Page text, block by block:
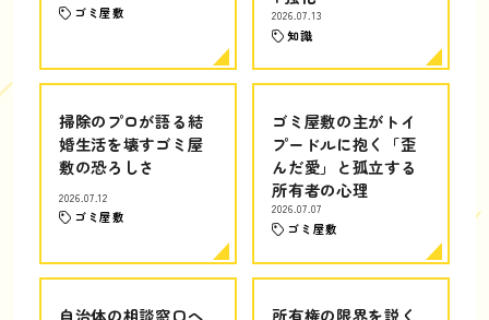
ゴミ屋敷 2026.07.13
知識
掃除のプロが語る結
婚生活を壊すゴミ屋
敷の恐ろしさ
2026.07.12
ゴミ屋敷
ゴミ屋敷の主がトイ
プードルに抱く「歪
んだ愛」と孤立する
所有者の心理
2026.07.07
ゴミ屋敷
自治体の相談窓口へ
所有権の限界を説く